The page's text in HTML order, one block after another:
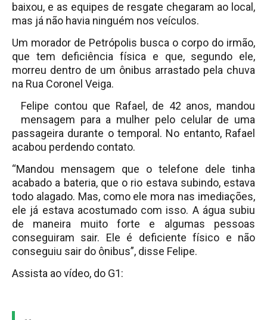
baixou, e as equipes de resgate chegaram ao local,
mas já não havia ninguém nos veículos.
Um morador de Petrópolis busca o corpo do irmão,
que tem deficiência física e que, segundo ele,
morreu dentro de um ônibus arrastado pela chuva
na Rua Coronel Veiga.
Felipe contou que Rafael, de 42 anos, mandou
mensagem para a mulher pelo celular de uma
passageira durante o temporal. No entanto, Rafael
acabou perdendo contato.
“Mandou mensagem que o telefone dele tinha
acabado a bateria, que o rio estava subindo, estava
todo alagado. Mas, como ele mora nas imediações,
ele já estava acostumado com isso. A água subiu
de maneira muito forte e algumas pessoas
conseguiram sair. Ele é deficiente físico e não
conseguiu sair do ônibus”, disse Felipe.
Assista ao vídeo, do G1: